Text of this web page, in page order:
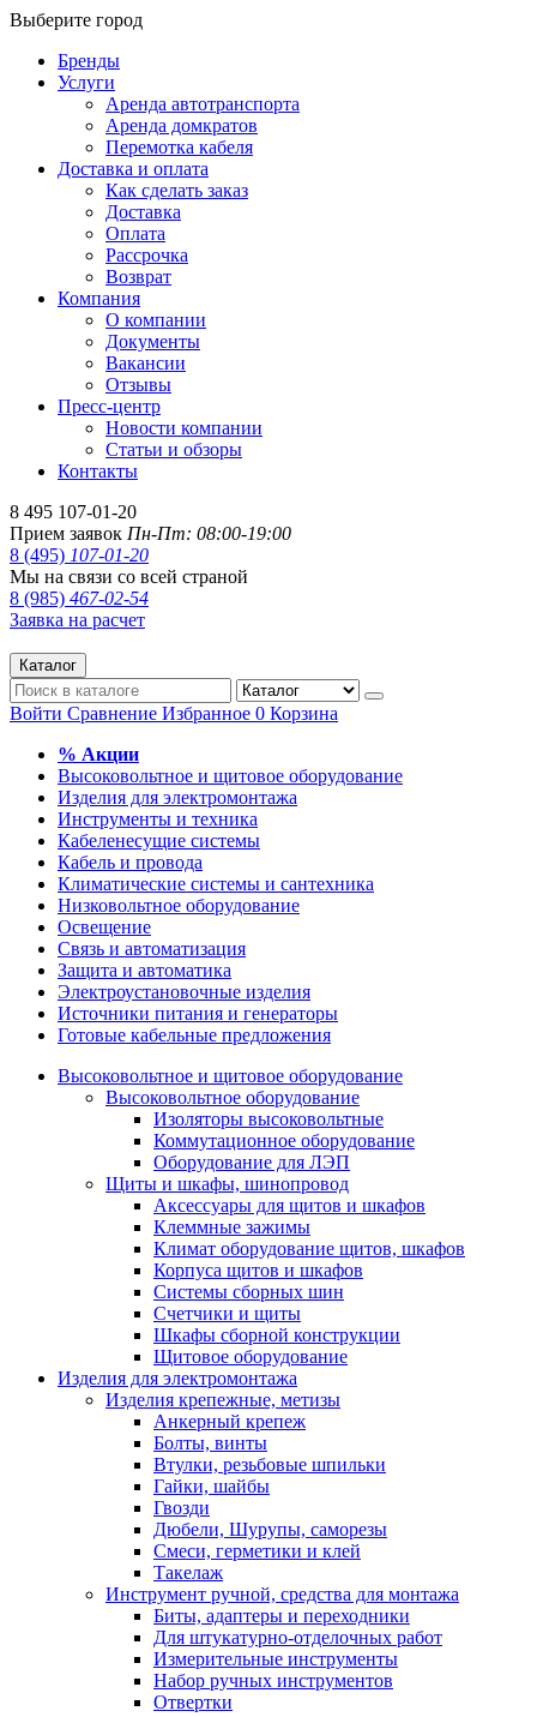
Выберите город
Бренды
Услуги
Аренда автотранспорта
Аренда домкратов
Перемотка кабеля
Доставка и оплата
Как сделать заказ
Доставка
Оплата
Рассрочка
Возврат
Компания
О компании
Документы
Вакансии
Отзывы
Пресс-центр
Новости компании
Статьи и обзоры
Контакты
8 495 107-01-20
Прием заявок Пн-Пт: 08:00-19:00
8 (495) 107-01-20
Мы на связи со всей страной
8 (985) 467-02-54
Заявка на расчет
Каталог
Войти Сравнение Избранное 0 Корзина
% Акции
Высоковольтное и щитовое оборудование
Изделия для электромонтажа
Инструменты и техника
Кабеленесущие системы
Кабель и провода
Климатические системы и сантехника
Низковольтное оборудование
Освещение
Связь и автоматизация
Защита и автоматика
Электроустановочные изделия
Источники питания и генераторы
Готовые кабельные предложения
Высоковольтное и щитовое оборудование
Высоковольтное оборудование
Изоляторы высоковольтные
Коммутационное оборудование
Оборудование для ЛЭП
Щиты и шкафы, шинопровод
Аксессуары для щитов и шкафов
Клеммные зажимы
Климат оборудование щитов, шкафов
Корпуса щитов и шкафов
Системы сборных шин
Счетчики и щиты
Шкафы сборной конструкции
Щитовое оборудование
Изделия для электромонтажа
Изделия крепежные, метизы
Анкерный крепеж
Болты, винты
Втулки, резьбовые шпильки
Гайки, шайбы
Гвозди
Дюбели, Шурупы, саморезы
Смеси, герметики и клей
Такелаж
Инструмент ручной, средства для монтажа
Биты, адаптеры и переходники
Для штукатурно-отделочных работ
Измерительные инструменты
Набор ручных инструментов
Отвертки